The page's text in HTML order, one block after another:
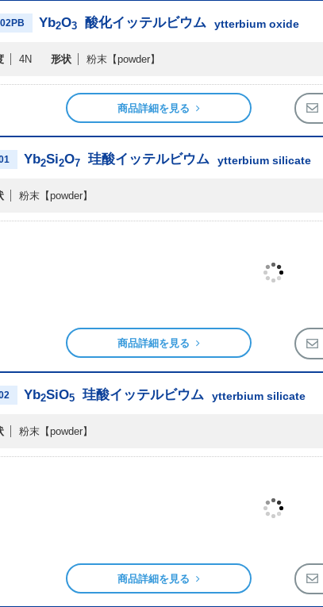
Yb2O3 酸化イッテルビウム ytterbium oxide
4N 形状 粉末 【powder】
商品詳細を見る
Yb2Si2O7 珪酸イッテルビウム ytterbium silicate
粉末 【powder】
商品詳細を見る
Yb2SiO5 珪酸イッテルビウム ytterbium silicate
粉末 【powder】
商品詳細を見る